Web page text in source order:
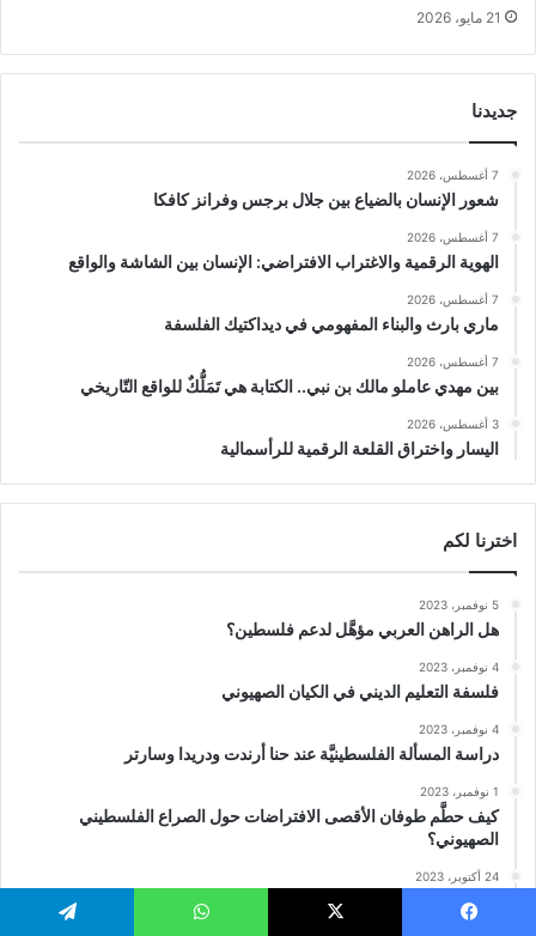
21 مايو، 2026
جديدنا
7 أغسطس، 2026
شعور الإنسان بالضياع بين جلال برجس وفرانز كافكا
7 أغسطس، 2026
الهوية الرقمية والاغتراب الافتراضي: الإنسان بين الشاشة والواقع
7 أغسطس، 2026
ماري بارث والبناء المفهومي في ديداكتيك الفلسفة
7 أغسطس، 2026
بين مهدي عاملو مالك بن نبي.. الكتابة هي تَمَلُّكٌ للواقع التّاريخي
3 أغسطس، 2026
اليسار واختراق القلعة الرقمية للرأسمالية
اخترنا لكم
5 نوفمبر، 2023
هل الراهن العربي مؤهَّل لدعم فلسطين؟
4 نوفمبر، 2023
فلسفة التعليم الديني في الكيان الصهيوني
4 نوفمبر، 2023
دراسة المسألة الفلسطينيَّة عند حنا أرندت ودريدا وسارتر
1 نوفمبر، 2023
كيف حطَّم طوفان الأقصى الافتراضات حول الصراع الفلسطيني
الصهيوني؟
24 أكتوبر، 2023
حَفريَاتُ روجيه غارودي التَّاريخيَّة؛من نقضِ الخرافةِ اليهوديَّة إلى إدانةِ
الضَّالعين بالنَّكبة